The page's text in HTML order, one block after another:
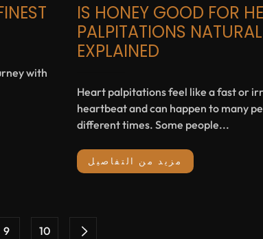
with
IS HONEY GOOD FOR
PALPITATIONS NATURAL
EXPLAINED
Heart palpitations feel like a fast or
heartbeat and can happen to many
different times. Some people...
مزيد من التفاصيل
9 10